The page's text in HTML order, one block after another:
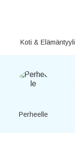
Koti & Elämäntyyli
Perheelle